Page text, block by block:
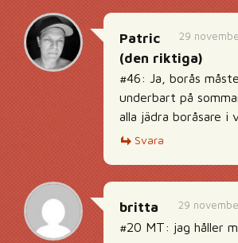
29
Patric
(den riktiga)
#46: Ja, borås
underbart på
alla jädra boråsare i
Svara
29
britta
#20 MT: jag håller